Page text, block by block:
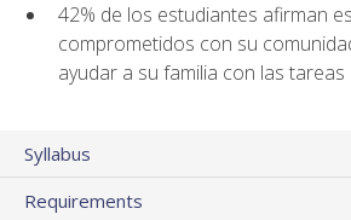
42% de los estudiantes afirman
comprometidos con su
ayudar a su familia con las
Syllabus
Requirements